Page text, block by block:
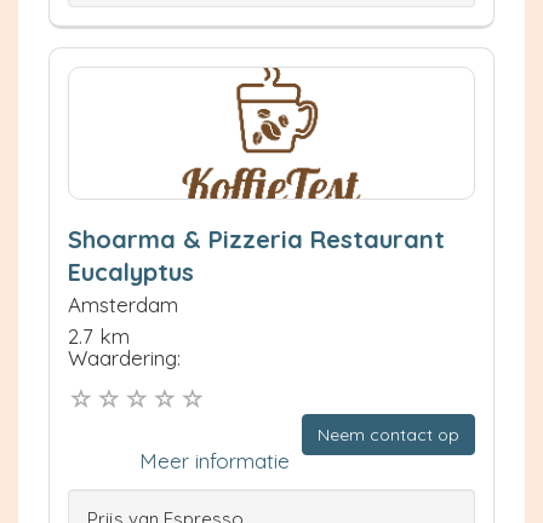
Shoarma & Pizzeria Restaurant
Eucalyptus
Amsterdam
2.7 km
Waardering:
Neem contact op
Meer informatie